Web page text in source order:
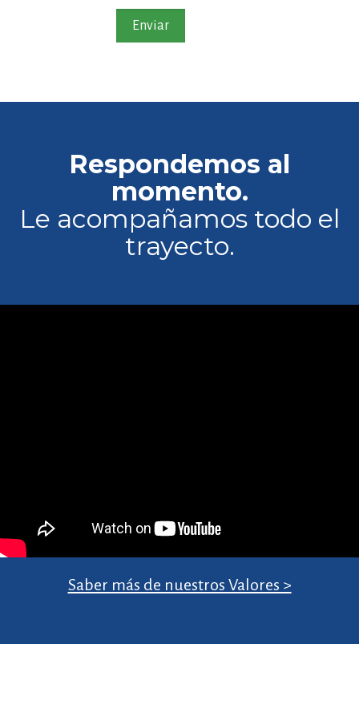
Respondemos al
momento.
Le acompañamos todo el
trayecto.
Saber más de nuestros Valores >